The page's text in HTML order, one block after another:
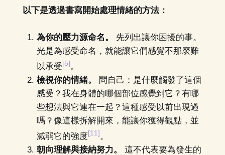
以下是透過書寫開始處理情緒的方法：
為你的壓力源命名。
先列出讓你困擾的事。
光是為感受命名，就能讓它們感覺不那麼難
以承受[5]。
檢視你的情緒。
問自己：是什麼觸發了這個
感受？我在身體的哪個部位感覺到它？有哪
些想法與它連在一起？這種感受以前出現過
嗎？像這樣拆解開來，能讓你獲得觀點，並
減弱它的強度[11]。
朝向理解與接納努力。
這不代表要為發生的